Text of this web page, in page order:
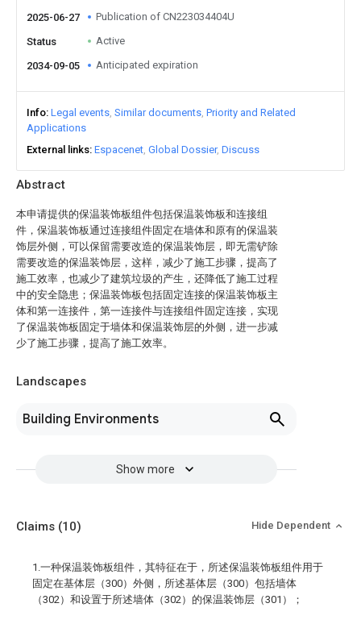
Abstract
本申请提供的保温装饰板组件包括保温装饰板和连接组
件，保温装饰板通过连接组件固定在墙体和原有的保温装
饰层外侧，可以保留需要改造的保温装饰层，即无需铲除
需要改造的保温装饰层，这样，减少了施工步骤，提高了
施工效率，也减少了建筑垃圾的产生，还降低了施工过程
中的安全隐患；保温装饰板包括固定连接的保温装饰板主
体和第一连接件，第一连接件与连接组件固定连接，实现
了保温装饰板固定于墙体和保温装饰层的外侧，进一步减
少了施工步骤，提高了施工效率。
Landscapes
Building Environments
Show more
2025-06-27 Publication of CN223034404U
Status Active
2034-09-05 Anticipated expiration
Info Legal events Similar documents Priority and Related
Applications
External links Espacenet Global Dossier Discuss
Claims (10) Hide Dependent
1.一种保温装饰板组件，其特征在于，所述保温装饰板组件用于
固定在基体层（300）外侧，所述基体层（300）包括墙体
（302）和设置于所述墙体（302）的保温装饰层（301）；